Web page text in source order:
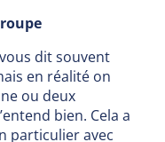
dit souvent
en réalité on
ou deux
bien. Cela a
particulier avec